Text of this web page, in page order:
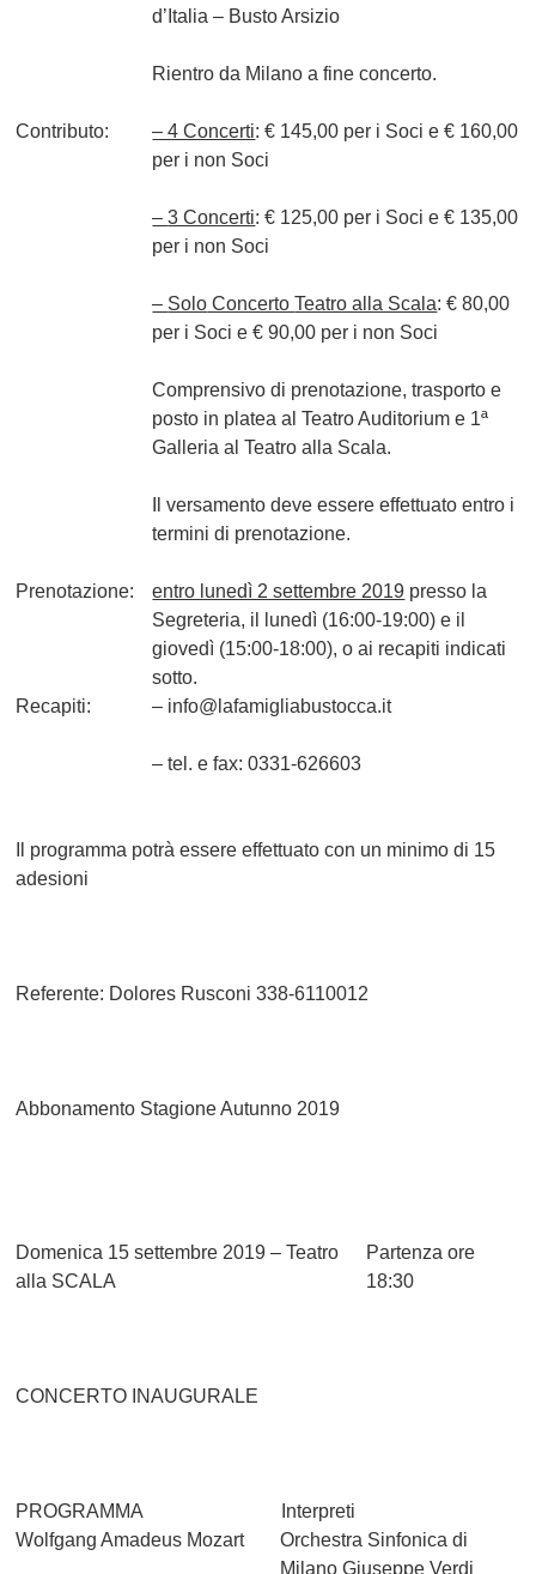
d’Italia – Busto Arsizio
Rientro da Milano a fine concerto.
Contributo: – 4 Concerti: € 145,00 per i Soci e€ 160,00
per i non Soci
–3 Concerti:€ 125,00 per i Soci e€ 135,00
per i non Soci
– Solo ConcertoTeatro alla Scala:€ 80,00
per i Soci e€ 90,00 per i non Soci
Comprensivo di prenotazione, trasporto e
posto in platea al Teatro Auditorium e 1ª
Galleria al Teatro alla Scala.
Il versamento deve essere effettuato entro i
termini di prenotazione.
Prenotazione: entro lunedì 2 settembre 2019 presso la
Segreteria, il lunedì (16:00-19:00) e il
giovedì (15:00-18:00), o ai recapiti indicati
sotto.
Recapiti:
– info@lafamigliabustocca.it
– tel. e fax: 0331-626603
Il programma potrà essere effettuato con un minimo di 15
adesioni
Referente: Dolores Rusconi 338-6110012
Abbonamento Stagione Autunno 2019
Domenica 15 settembre 2019 – Teatro
alla SCALA
Partenza ore
18:30
CONCERTO INAUGURALE
PROGRAMMA
Interpreti
Wolfgang Amadeus Mozart
Orchestra Sinfonica di
Milano Giuseppe Verdi